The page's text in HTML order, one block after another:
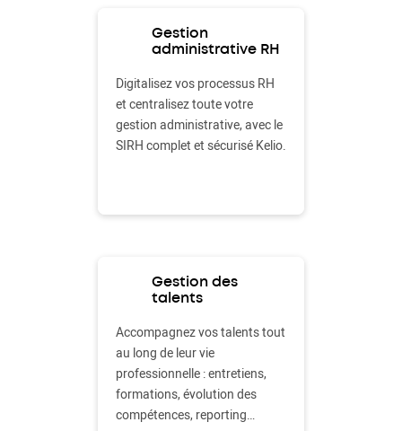
Gestion
administrative RH
Digitalisez vos processus RH
et centralisez toute votre
gestion administrative, avec le
SIRH complet et sécurisé Kelio.
Gestion des
talents
Accompagnez vos talents tout
au long de leur vie
professionnelle : entretiens,
formations, évolution des
compétences, reporting…